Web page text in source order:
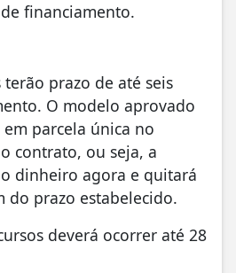
financiamento.
prazo de até seis
O modelo aprovado
parcela única no
contrato, ou seja, a
dinheiro agora e quitará
prazo estabelecido.
deverá ocorrer até 28